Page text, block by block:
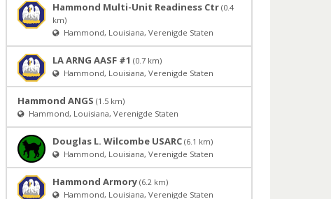
Hammond Multi-Unit Readiness Ctr (0.4
km)
Hammond, Louisiana, Verenigde Staten
LA ARNG AASF #1 (0.7 km)
Hammond, Louisiana, Verenigde Staten
Hammond ANGS (1.5 km)
Hammond, Louisiana, Verenigde Staten
Douglas L. Wilcombe USARC (6.1 km)
Hammond, Louisiana, Verenigde Staten
Hammond Armory (6.2 km)
Hammond, Louisiana, Verenigde Staten